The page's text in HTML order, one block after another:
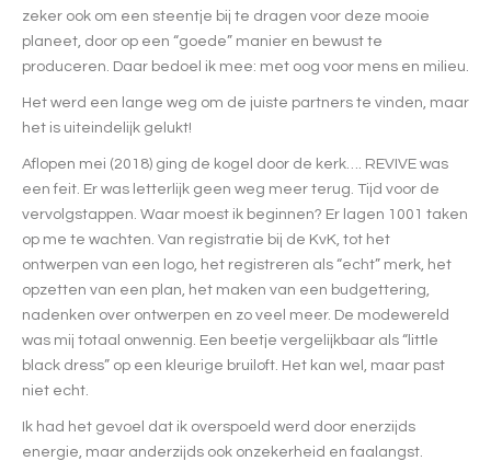
zeker ook om een steentje bij te dragen voor deze mooie
planeet, door op een “goede” manier en bewust te
produceren. Daar bedoel ik mee: met oog voor mens en milieu.
Het werd een lange weg om de juiste partners te vinden, maar
het is uiteindelijk gelukt!
Aflopen mei (2018) ging de kogel door de kerk…. REVIVE was
een feit. Er was letterlijk geen weg meer terug. Tijd voor de
vervolgstappen. Waar moest ik beginnen? Er lagen 1001 taken
op me te wachten. Van registratie bij de KvK, tot het
ontwerpen van een logo, het registreren als “echt” merk, het
opzetten van een plan, het maken van een budgettering,
nadenken over ontwerpen en zo veel meer. De modewereld
was mij totaal onwennig. Een beetje vergelijkbaar als “little
black dress” op een kleurige bruiloft. Het kan wel, maar past
niet echt.
Ik had het gevoel dat ik overspoeld werd door enerzijds
energie, maar anderzijds ook onzekerheid en faalangst.